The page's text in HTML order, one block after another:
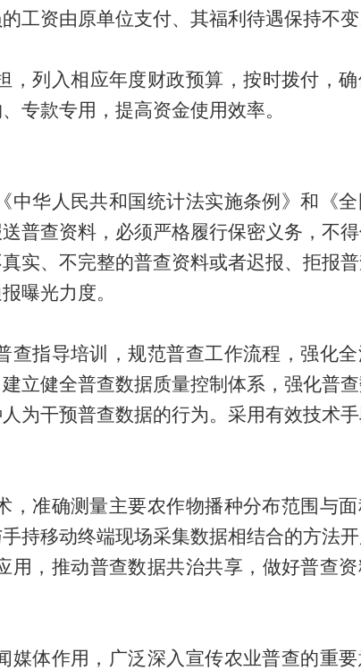
工资由原单位支付、其福利待遇保持不变
，列入相应年度财政预算，按时拨付，确
专款专用，提高资金使用效率。
中华人民共和国统计法实施条例 》和
《
普查资料，必须严格履行保密义务，不
实、不完整的普查资料或者迟报、拒报普
曝光力度。
指导培训，规范普查工作流程，强化
立健全普查数据质量控制体系，强化普
为干预普查数据的行为。采用有效技术
准确测量主要农作物播种分布范围与
持移动终端现场采集数据相结合的方法开
，推动普查数据共治共享，做好普查资
体作用，广泛深入宣传农业普查的重